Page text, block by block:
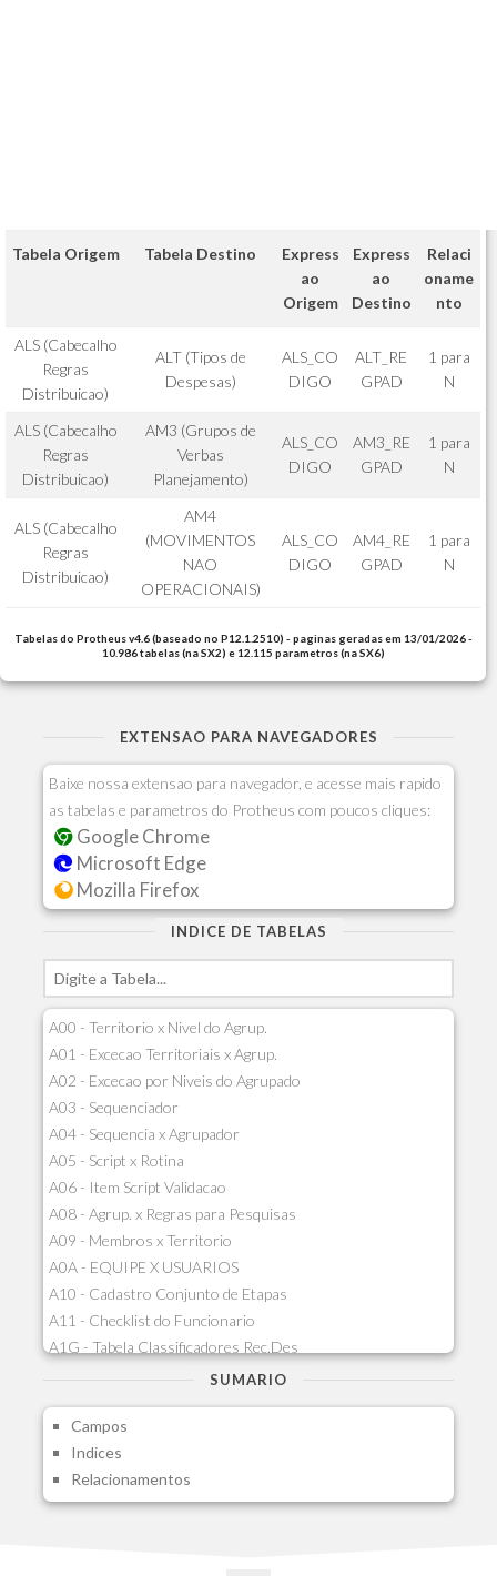
Tabela Origem Tabela Destino
Express
ao
Origem
Express
ao
Destino
Relaci
oname
nto
ALS (Cabecalho
Regras
Distribuicao)
ALT (Tipos de
Despesas)
ALS_CO
DIGO
ALT_RE
GPAD
1 para
N
ALS (Cabecalho
Regras
Distribuicao)
AM3 (Grupos de
Verbas
Planejamento)
ALS_CO
DIGO
AM3_RE
GPAD
1 para
N
ALS (Cabecalho
Regras
Distribuicao)
AM4
(MOVIMENTOS
NAO
OPERACIONAIS)
ALS_CO
DIGO
AM4_RE
GPAD
1 para
N
Tabelas do Protheus v4.6 (baseado no P12.1.2510) - paginas geradas em 13/01/2026 -
10.986 tabelas (na SX2) e 12.115 parametros (na SX6)
EXTENSAO PARA NAVEGADORES
Baixe nossa extensao para navegador, e acesse mais rapido
as tabelas e parametros do Protheus com poucos cliques:
Google Chrome
Microsoft Edge
Mozilla Firefox
INDICE DE TABELAS
A00 - Territorio x Nivel do Agrup.
A01 - Excecao Territoriais x Agrup.
A02 - Excecao por Niveis do Agrupado
A03 - Sequenciador
A04 - Sequencia x Agrupador
A05 - Script x Rotina
A06 - Item Script Validacao
A08 - Agrup. x Regras para Pesquisas
A09 - Membros x Territorio
A0A - EQUIPE X USUARIOS
A10 - Cadastro Conjunto de Etapas
A11 - Checklist do Funcionario
A1G - Tabela Classificadores Rec.Des
A1H - Itens Tabela Classif.Rec.Desp.
A1J - Itens Aglutinadores Visao
A1N - Tipos de Card
A1O - Cards Dashboard
A1P - Tipos de Charts
SUMARIO
Campos
Indices
Relacionamentos